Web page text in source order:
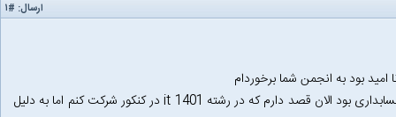
ارسال: #۱
بود به انجمن شما برخوردام
من ۳۰ سالم ، ساکن استان بوشهر رشته تحصیلی من حسابداری بود الان قصد دارم که در رشته it 1401 در کنکور شرکت کنم اما به دلیل